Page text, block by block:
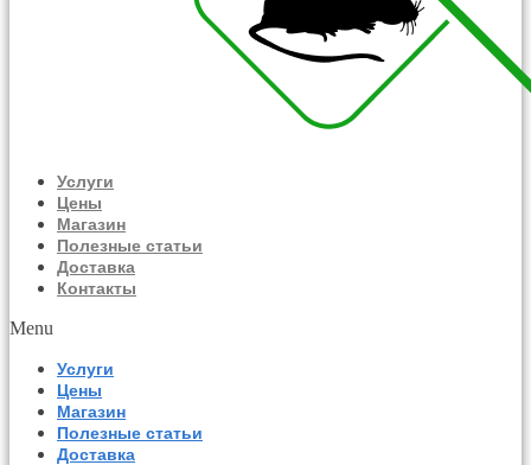
Услуги
Цены
Магазин
Полезные статьи
Доставка
Контакты
Menu
Услуги
Цены
Магазин
Полезные статьи
Доставка